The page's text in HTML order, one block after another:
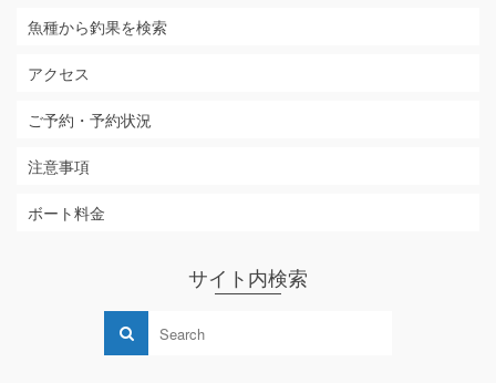
魚種から釣果を検索
アクセス
ご予約・予約状況
注意事項
ボート料金
サイト内検索